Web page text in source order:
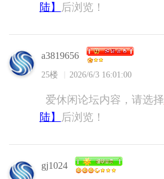
陆】
后浏览！
a3819656
25楼 2026/6/3 16:01:00
爱休闲论坛内容，请选择
陆】
后浏览！
gj1024